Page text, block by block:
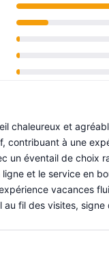
10
chaleureux et
contribuant à une
un éventail de choix
et le service en
vacances
au fil des visites,